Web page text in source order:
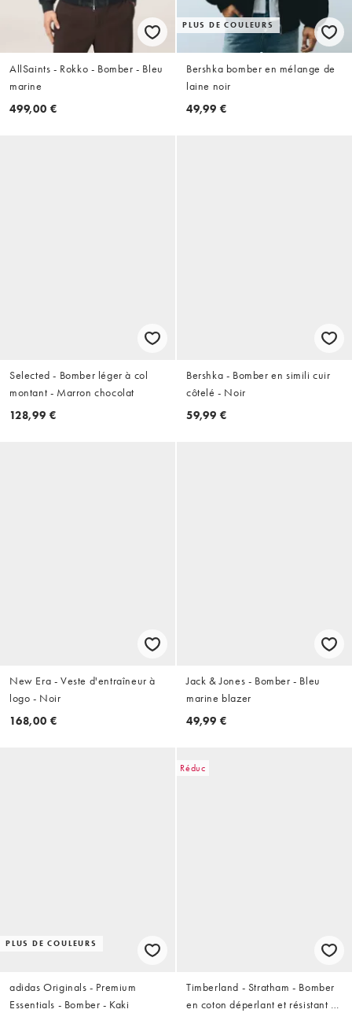
AllSaints - Rokko - Bomber - Bleu
marine
499,00 €
PLUS DE COULEURS
Bershka bomber en mélange de
laine noir
49,99 €
Selected - Bomber léger à col
montant - Marron chocolat
128,99 €
Bershka - Bomber en simili cuir
côtelé - Noir
59,99 €
New Era - Veste d'entraîneur à
logo - Noir
168,00 €
Jack & Jones - Bomber - Bleu
marine blazer
49,99 €
PLUS DE COULEURS
adidas Originals - Premium
Essentials - Bomber - Kaki
Réduc
Timberland - Stratham - Bomber
en coton déperlant et résistant -